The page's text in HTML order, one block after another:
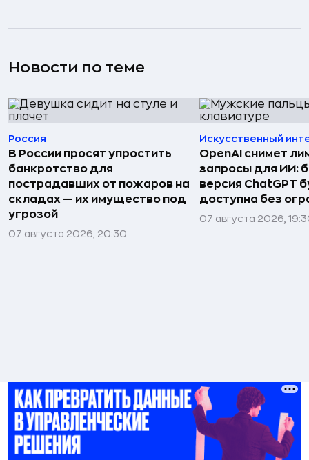
Новости по теме
Россия
В России просят упростить
банкротство для
пострадавших от пожаров на
складах — их имущество под
угрозой
07 августа 2026, 20:30
Искусственный
OpenAI снимет
запросы для ИИ:
версия ChatGPT
доступна без
07 августа 2026,